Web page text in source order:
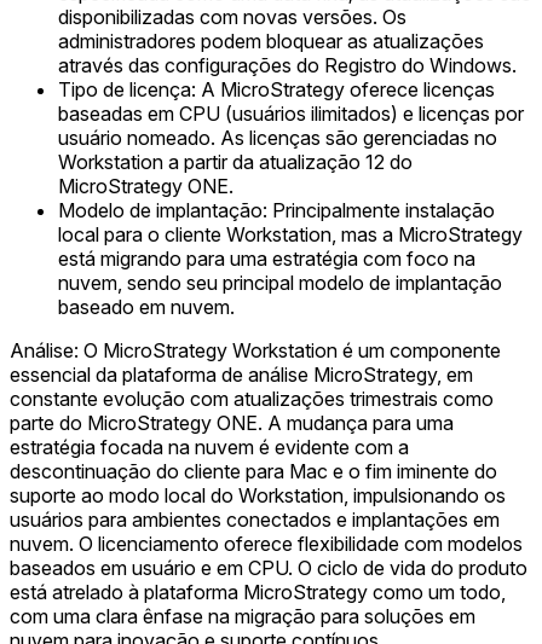
disponibilizadas com novas versões. Os
administradores podem bloquear as atualizações
através das configurações do Registro do Windows.
Tipo de licença: A MicroStrategy oferece licenças
baseadas em CPU (usuários ilimitados) e licenças por
usuário nomeado. As licenças são gerenciadas no
Workstation a partir da atualização 12 do
MicroStrategy ONE.
Modelo de implantação: Principalmente instalação
local para o cliente Workstation, mas a MicroStrategy
está migrando para uma estratégia com foco na
nuvem, sendo seu principal modelo de implantação
baseado em nuvem.
Análise: O MicroStrategy Workstation é um componente
essencial da plataforma de análise MicroStrategy, em
constante evolução com atualizações trimestrais como
parte do MicroStrategy ONE. A mudança para uma
estratégia focada na nuvem é evidente com a
descontinuação do cliente para Mac e o fim iminente do
suporte ao modo local do Workstation, impulsionando os
usuários para ambientes conectados e implantações em
nuvem. O licenciamento oferece flexibilidade com modelos
baseados em usuário e em CPU. O ciclo de vida do produto
está atrelado à plataforma MicroStrategy como um todo,
com uma clara ênfase na migração para soluções em